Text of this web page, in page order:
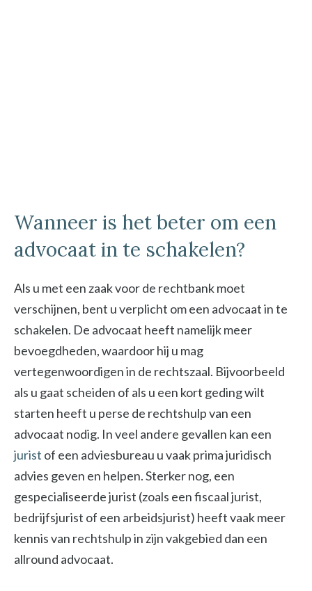
Wanneer is het beter om een
advocaat in te schakelen?
Als u met een zaak voor de rechtbank moet
verschijnen, bent u verplicht om een advocaat in te
schakelen. De advocaat heeft namelijk meer
bevoegdheden, waardoor hij u mag
vertegenwoordigen in de rechtszaal. Bijvoorbeeld
als u gaat scheiden of als u een kort geding wilt
starten heeft u perse de rechtshulp van een
advocaat nodig. In veel andere gevallen kan een
jurist of een adviesbureau u vaak prima juridisch
advies geven en helpen. Sterker nog, een
gespecialiseerde jurist (zoals een fiscaal jurist,
bedrijfsjurist of een arbeidsjurist) heeft vaak meer
kennis van rechtshulp in zijn vakgebied dan een
allround advocaat.